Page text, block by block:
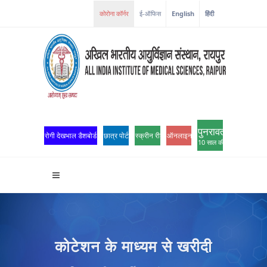
ई-ऑफिस English हिंदी
रोगी देखभाल डैशबोर्ड छात्र पोर्टल स्क्रीन रीडर एक्सेसऑनलाइन ओपीडी पंजीकरण
पुनरावर्तन
10 साल की उत्कृष्टता
कोटेशन के माध्यम से खरीदी